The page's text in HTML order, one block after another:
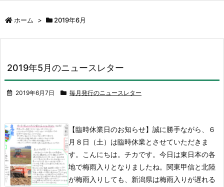
ホーム > 2019年6月
2019年5月のニュースレター
2019年6月7日 毎月発行のニュースレター
【臨時休業日のお知らせ】誠に勝手ながら、６
月８日（土）は臨時休業とさせていただきま
す。
こんにちは。チカです。 今日は東日本の各
地で梅雨入りとなりましたね。関東甲信と北陸
が梅雨入りしても、新潟県は梅雨入りが遅れる